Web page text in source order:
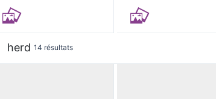
herd 14 résultats